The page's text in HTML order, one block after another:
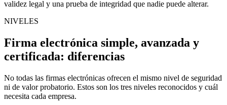
validez legal y una prueba de integridad que nadie puede alterar.
NIVELES
Firma electrónica simple, avanzada y
certificada: diferencias
No todas las firmas electrónicas ofrecen el mismo nivel de seguridad
ni de valor probatorio. Estos son los tres niveles reconocidos y cuál
necesita cada empresa.